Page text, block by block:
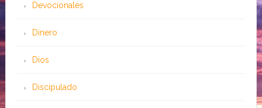
Devocionales
Dinero
Dios
Discipulado